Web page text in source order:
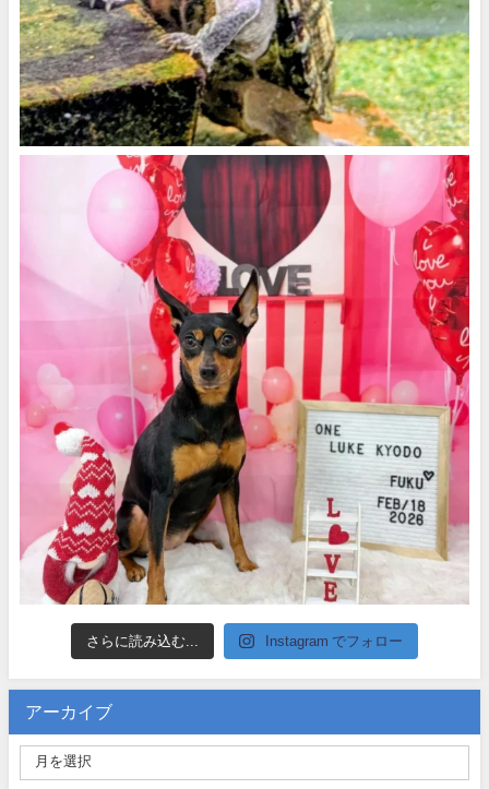
さらに読み込む... Instagram でフォロー
アーカイブ